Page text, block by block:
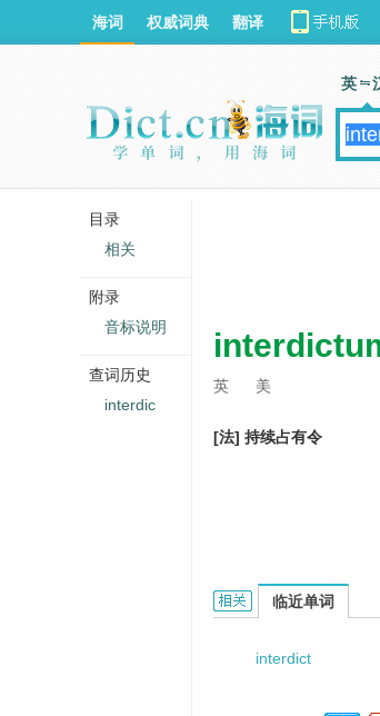
英 美
[法] 持续占有令
interdictum临近单词
interdict
海词 权威词典 翻译
英
目录
相关
附录
音标说明
查词历史
interdic